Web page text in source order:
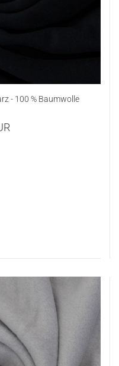
- 100 % Baumwolle